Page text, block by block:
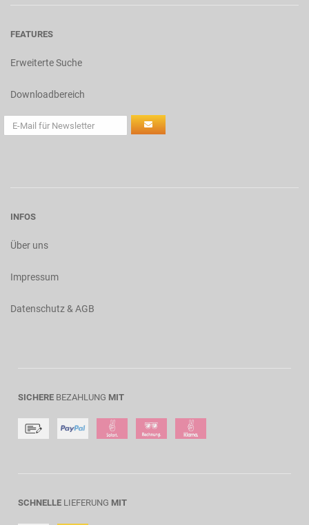
FEATURES
Erweiterte Suche
Downloadbereich
INFOS
Über uns
Impressum
Datenschutz & AGB
SICHERE BEZAHLUNG MIT
SCHNELLE LIEFERUNG MIT